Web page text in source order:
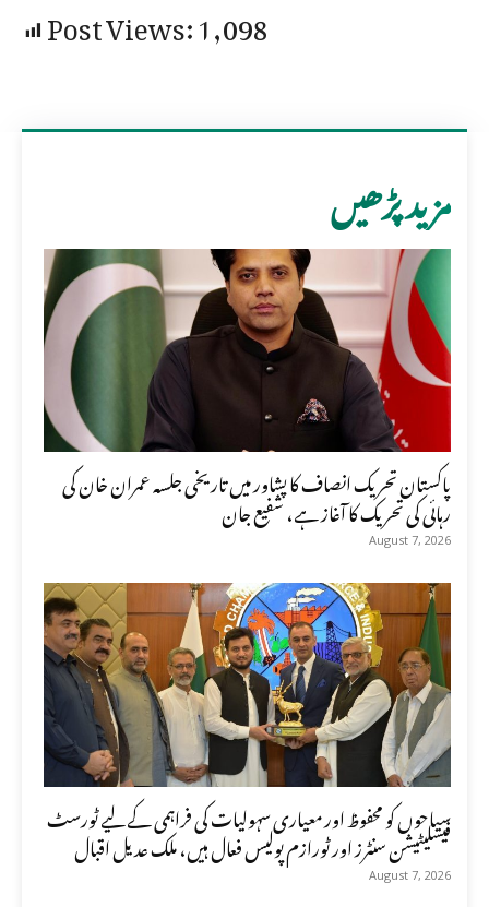
Post Views:1,098
مزید پڑھیں
پاکستان تحریک انصاف کا پشاور میں تاریخی جلسہ عمران خان کی
رہائی کی تحریک کا آغاز ہے، شفیع جان
August 7, 2026
سیاحوں کو محفوظ اور معیاری سہولیات کی فراہمی کے لیے ٹورسٹ
فیسلیٹیشن سنٹرز اور ٹورازم پولیس فعال ہیں، ملک عدیل اقبال
August 7, 2026